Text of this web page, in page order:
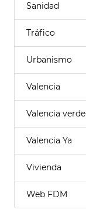
Sanidad
Tráfico
Urbanismo
Valencia
Valencia verde
Valencia Ya
Vivienda
Web FDM